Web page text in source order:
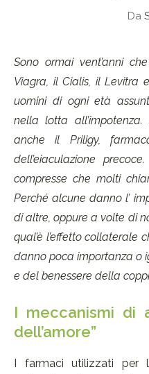
Da
Sono ormai vent’anni
Viagra, il Cialis, il Levitra
uomini di ogni età
nella lotta
anche il Priligy,
dell’eiaculazione
compresse che molti
Perché alcune danno l’
di altre, oppure a volte di
qual’è l’effetto collaterale
danno poca importanza o
e del benessere della
I meccanismi di
dell’amore”
I farmaci utilizzati per